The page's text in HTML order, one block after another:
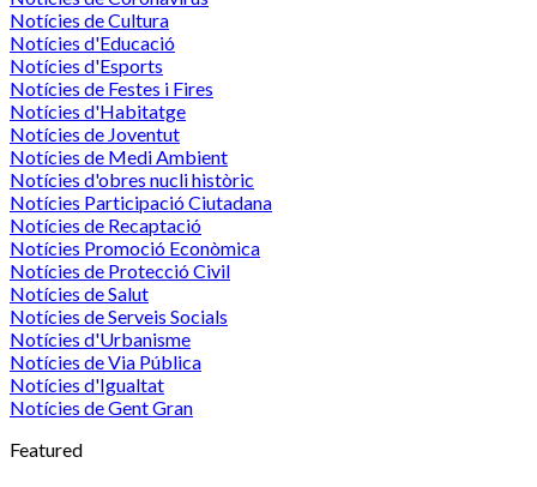
Notícies de Cultura
Notícies d'Educació
Notícies d'Esports
Notícies de Festes i Fires
Notícies d'Habitatge
Notícies de Joventut
Notícies de Medi Ambient
Notícies d'obres nucli històric
Notícies Participació Ciutadana
Notícies de Recaptació
Notícies Promoció Econòmica
Notícies de Protecció Civil
Notícies de Salut
Notícies de Serveis Socials
Notícies d'Urbanisme
Notícies de Via Pública
Notícies d'Igualtat
Notícies de Gent Gran
Featured